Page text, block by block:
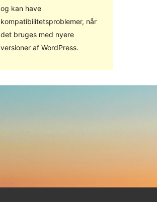
og kan have
kompatibilitetsproblemer, når
det bruges med nyere
versioner af WordPress.